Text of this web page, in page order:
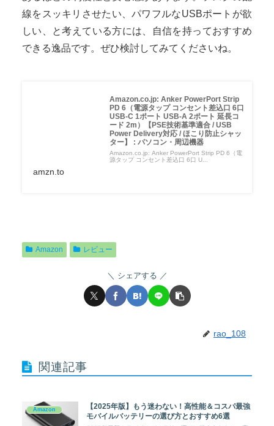
線をスッキリさせたい、パワフルなUSBポートが欲
しい、と考えている方には、自信を持っておすすめ
できる逸品です。ぜひ検討してみてくださいね。
Amazon.co.jp: Anker PowerPort Strip
PD 6（電源タップ コンセント差込口 6口
USB-C 1ポート USB-A 2ポート 延長コ
ード 2m）【PSE技術基準適合 / USB
Power Delivery対応 / ほこり防止シャッ
ター】 : パソコン・周辺機器
Amazon.co.jp: Anker PowerPort Strip PD 6（電
源タップ コンセント差込口 6口 U...
amzn.to
Amazon レビュー
シェアする
rao_108
関連記事
Amazon
【2025年版】もう迷わない！高性能＆コスパ最強
モバイルバッテリーの選び方とおすすめ6選